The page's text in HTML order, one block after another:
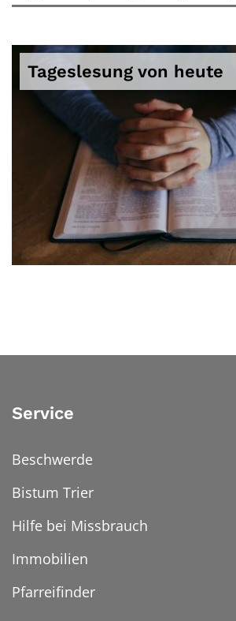
Tageslesung von heute
Service
Beschwerde
Bistum Trier
Hilfe bei Missbrauch
Immobilien
Pfarreifinder